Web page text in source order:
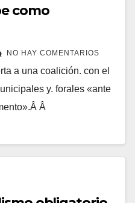
como
NO HAY COMENTARIOS
a una coalición. con el
y. forales «ante
Â